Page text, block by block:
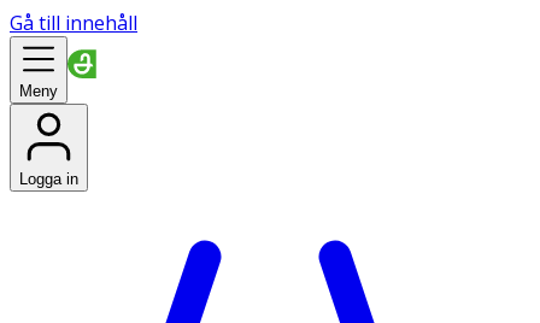
Gå till innehåll
Meny
Logga in